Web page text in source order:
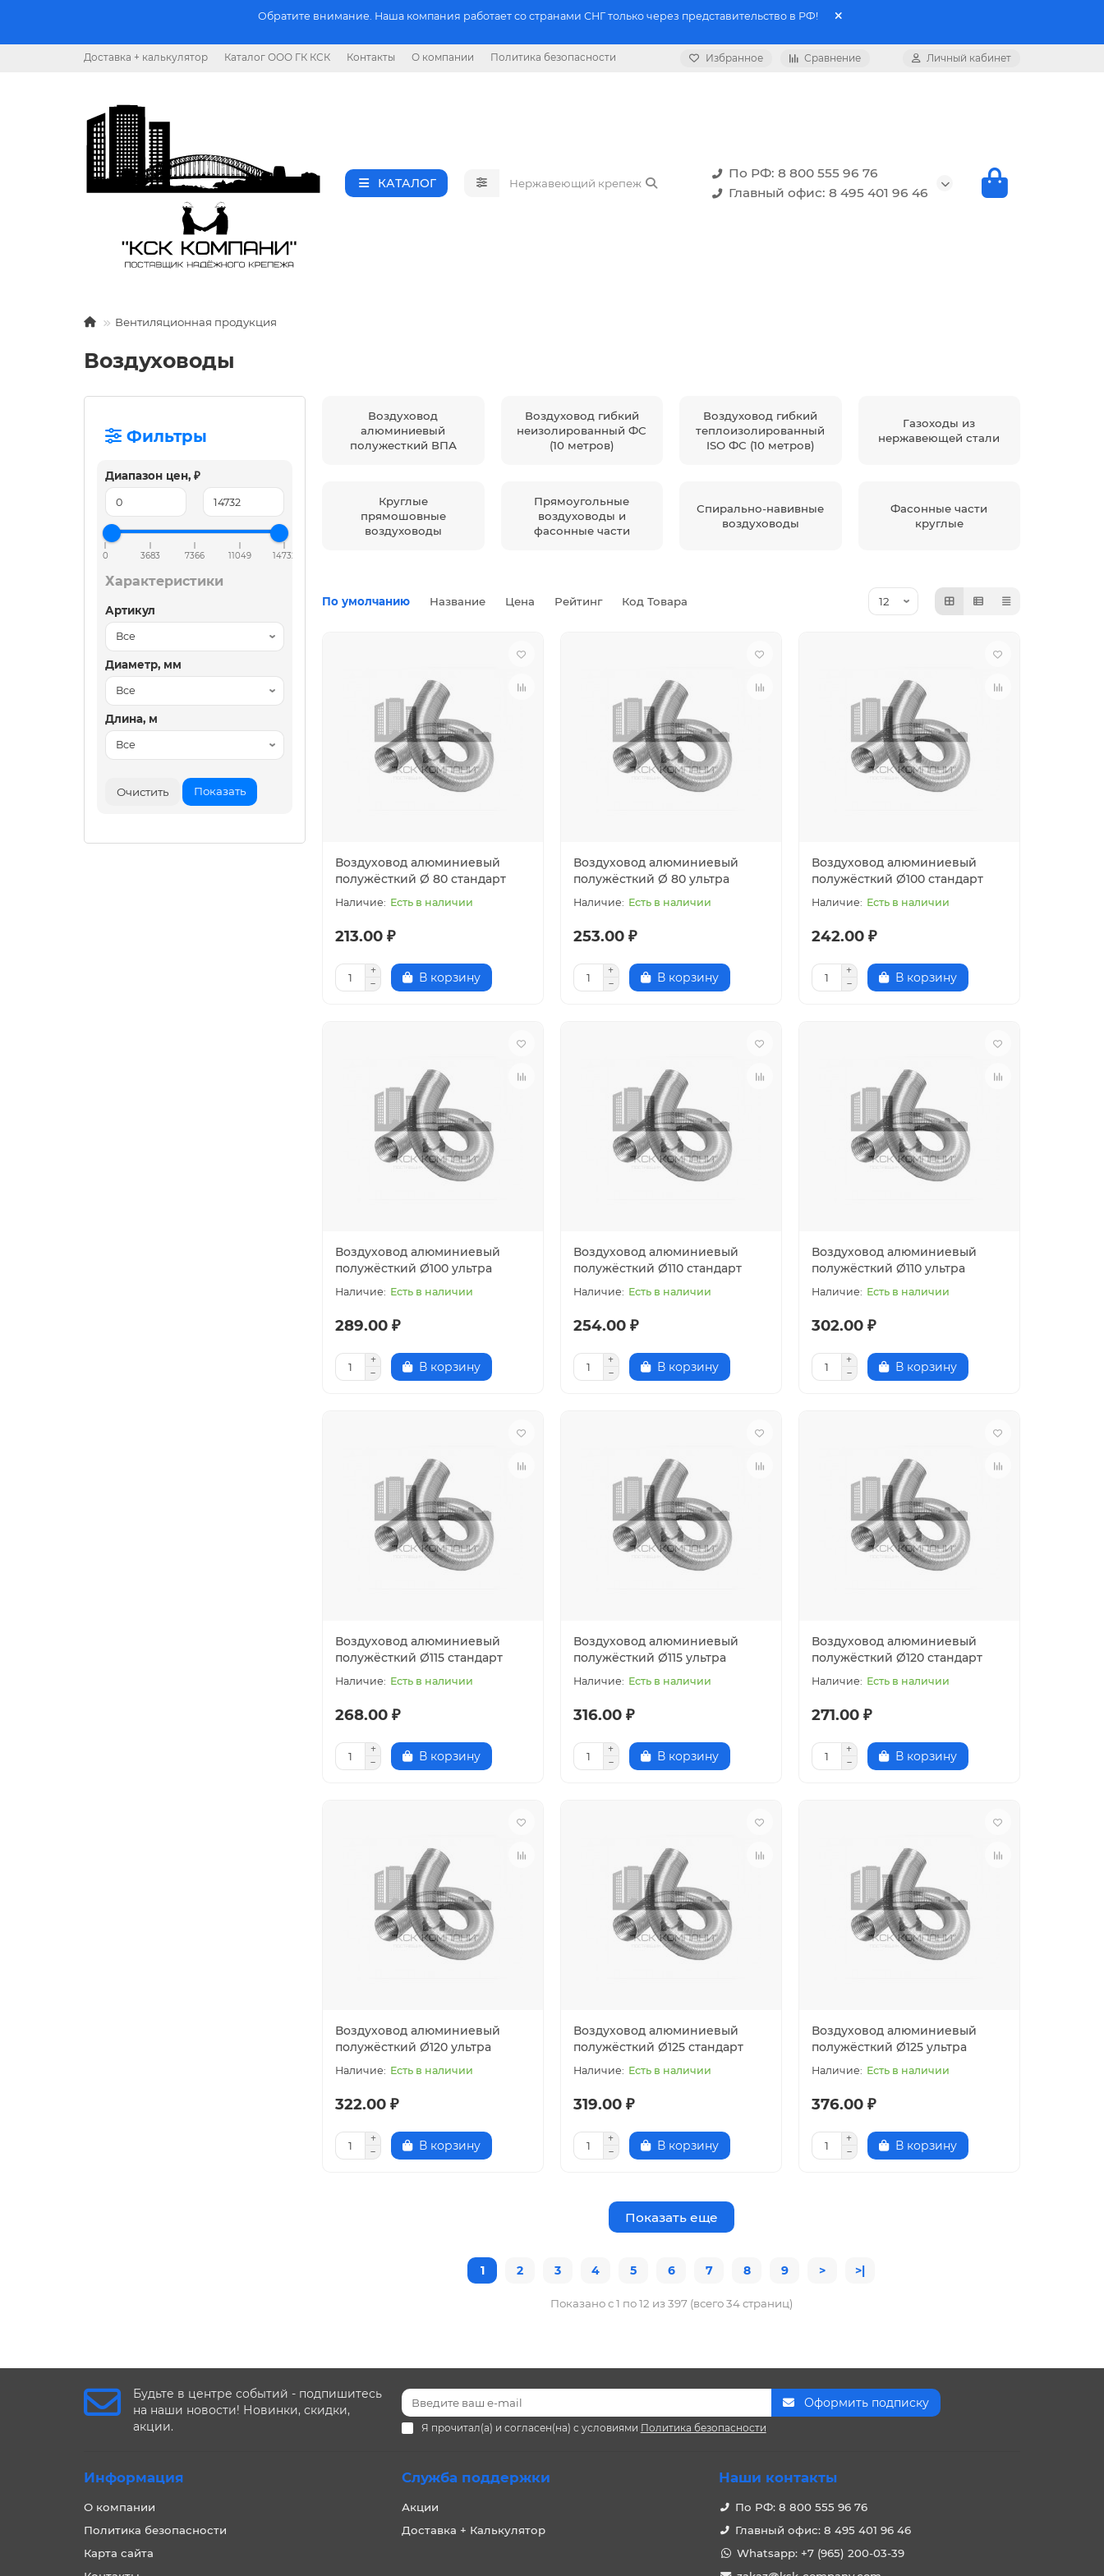
Обратите внимание. Наша компания работает со странами СНГ только через представительство в РФ!
Доставка + калькулятор Каталог ООО ГК КСК Контакты О компании Политика безопасности Избранное Сравнение Личный кабинет
КАТАЛОГ
По РФ: 8 800 555 96 76
Главный офис: 8 495 401 96 46
Вентиляционная продукция
Воздуховоды
Фильтры
Диапазон цен, ₽
0 3683 7366 11049 14732
Характеристики
Артикул
Диаметр, мм
Длина, м
Очистить Показать
Воздуховод
алюминиевый
полужесткий ВПА
Воздуховод гибкий
неизолированный ФС
(10 метров)
Воздуховод гибкий
теплоизолированный
ISO ФС (10 метров)
Газоходы из
нержавеющей стали
Круглые
прямошовные
воздуховоды
Прямоугольные
воздуховоды и
фасонные части
Спирально-навивные
воздуховоды
Фасонные части
круглые
По умолчанию Название Цена Рейтинг Код Товара
Воздуховод алюминиевый
полужёсткий Ø 80 стандарт
Есть в наличии
213.00 ₽
В корзину
Воздуховод алюминиевый
полужёсткий Ø 80 ультра
Есть в наличии
253.00 ₽
В корзину
Воздуховод алюминиевый
полужёсткий Ø100 стандарт
Есть в наличии
242.00 ₽
В корзину
Воздуховод алюминиевый
полужёсткий Ø100 ультра
Есть в наличии
289.00 ₽
В корзину
Воздуховод алюминиевый
полужёсткий Ø110 стандарт
Есть в наличии
254.00 ₽
В корзину
Воздуховод алюминиевый
полужёсткий Ø110 ультра
Есть в наличии
302.00 ₽
В корзину
Воздуховод алюминиевый
полужёсткий Ø115 стандарт
Есть в наличии
268.00 ₽
В корзину
Воздуховод алюминиевый
полужёсткий Ø115 ультра
Есть в наличии
316.00 ₽
В корзину
Воздуховод алюминиевый
полужёсткий Ø120 стандарт
Есть в наличии
271.00 ₽
В корзину
Воздуховод алюминиевый
полужёсткий Ø120 ультра
Есть в наличии
322.00 ₽
В корзину
Воздуховод алюминиевый
полужёсткий Ø125 стандарт
Есть в наличии
319.00 ₽
В корзину
Воздуховод алюминиевый
полужёсткий Ø125 ультра
Есть в наличии
376.00 ₽
В корзину
Показать еще
1 2 3 4 5 6 7 8 9 > >|
Показано с 1 по 12 из 397 (всего 34 страниц)
Будьте в центре событий - подпишитесь
на наши новости! Новинки, скидки,
акции.
Оформить подписку
Я прочитал(а) и согласен(на) с условиями Политика безопасности
Информация
О компании
Политика безопасности
Карта сайта
Служба поддержки
Акции
Доставка + Калькулятор
Наши контакты
По РФ: 8 800 555 96 76
Главный офис: 8 495 401 96 46
Whatsapp: +7 (965) 200-03-39